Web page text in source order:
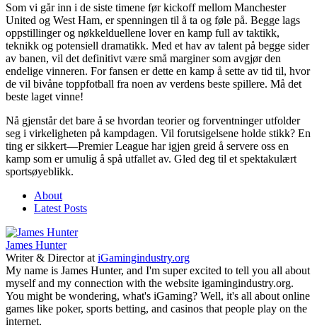
Som vi går inn i de siste timene før kickoff mellom Manchester
United og West Ham, er spenningen til å ta og føle på. Begge lags
oppstillinger og nøkkelduellene lover en kamp full av taktikk,
teknikk og potensiell dramatikk. Med et hav av talent på begge sider
av banen, vil det definitivt være små marginer som avgjør den
endelige vinneren. For fansen er dette en kamp å sette av tid til, hvor
de vil bivåne toppfotball fra noen av verdens beste spillere. Må det
beste laget vinne!
Nå gjenstår det bare å se hvordan teorier og forventninger utfolder
seg i virkeligheten på kampdagen. Vil forutsigelsene holde stikk? En
ting er sikkert—Premier League har igjen greid å servere oss en
kamp som er umulig å spå utfallet av. Gled deg til et spektakulært
sportsøyeblikk.
About
Latest Posts
James Hunter
Writer & Directorat iGamingindustry.org
My name is James Hunter, and I'm super excited to tell you all about
myself and my connection with the website igamingindustry.org.
You might be wondering, what's iGaming? Well, it's all about online
games like poker, sports betting, and casinos that people play on the
internet.